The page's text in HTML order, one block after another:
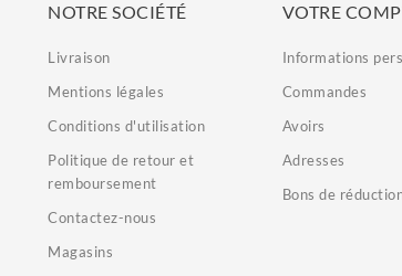
NOTRE SOCIÉTÉ
Livraison
Mentions légales
Conditions d'utilisation
Politique de retour et
remboursement
Contactez-nous
Magasins
VOTRE
Informations
Commandes
Avoirs
Adresses
Bons de